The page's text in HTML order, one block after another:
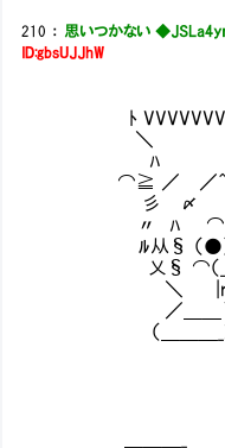
210 ： 思いつかない
ID:gbsUJJhW
ﾄ VVVVVVV_
＼ ＼
ﾊ ＼ 〈
⌒≧ ／ ／＾＾
彡 〆
〃 ﾊ ⌒ ⌒
ﾙ从§ （●） （●
乂§ ⌒（__人
＼ |r┬‐ | ／ / ち
／＿＿｀
（＿＿